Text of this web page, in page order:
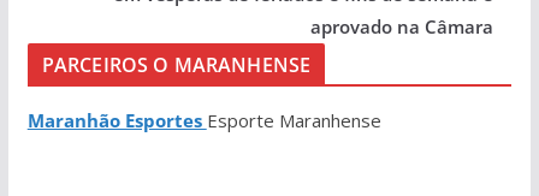
aprovado na Câmara
PARCEIROS O MARANHENSE
Maranhão Esportes Esporte Maranhense